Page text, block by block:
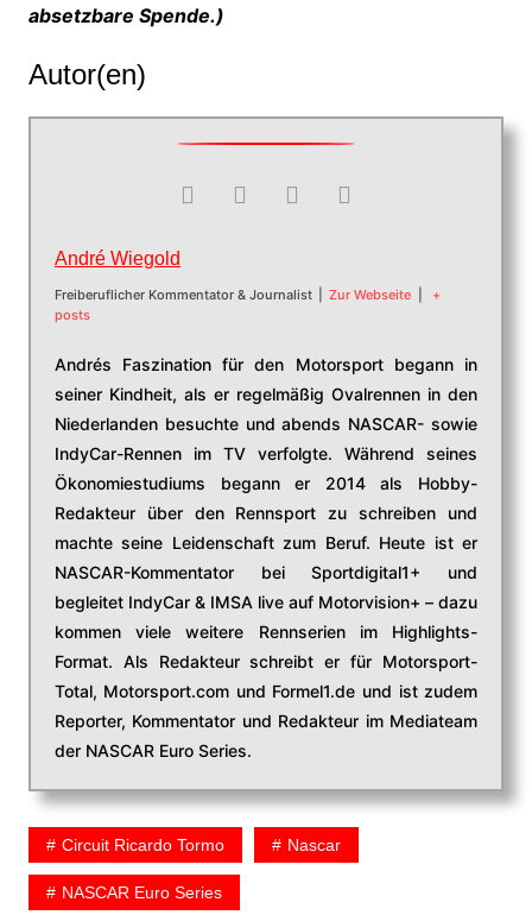
absetzbare Spende.)
Autor(en)
André Wiegold
Freiberuflicher Kommentator & Journalist Zur Webseite
+
posts
Andrés Faszination für den Motorsport begann in
seiner Kindheit, als er regelmäßig Ovalrennen in den
Niederlanden besuchte und abends NASCAR- sowie
IndyCar-Rennen im TV verfolgte. Während seines
Ökonomiestudiums begann er 2014 als Hobby-
Redakteur über den Rennsport zu schreiben und
machte seine Leidenschaft zum Beruf. Heute ist er
NASCAR-Kommentator bei Sportdigital1+ und
begleitet IndyCar & IMSA live auf Motorvision+ – dazu
kommen viele weitere Rennserien im Highlights-
Format. Als Redakteur schreibt er für Motorsport-
Total, Motorsport.com und Formel1.de und ist zudem
Reporter, Kommentator und Redakteur im Mediateam
der NASCAR Euro Series.
Circuit Ricardo Tormo Nascar
NASCAR Euro Series